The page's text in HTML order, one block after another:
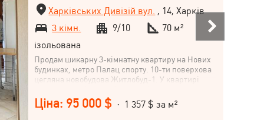
Харківських Дивізій вул. , 14, Харків
3 кімн.
9/10
70 м²
ізольована
Продам шикарну 3-кімнатну квартиру на Нових
будинках, метро Палац спорту. 10-ти поверхова
цегляна новобудова Житлобуд-1. У квартирі
переплануванням та заміною всіх комунікацій.
Двері та коробки з дерева цінних порід.
Ціна: 95 000 $ · 1 357 $ за м²